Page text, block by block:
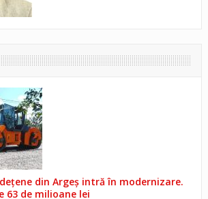
din Argeș intră în modernizare.
63 de milioane lei